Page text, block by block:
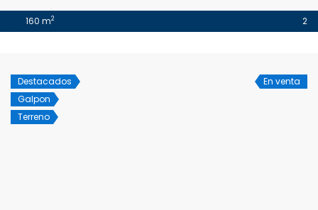
160 m2 2
Destacados
Galpon
Terreno
En venta